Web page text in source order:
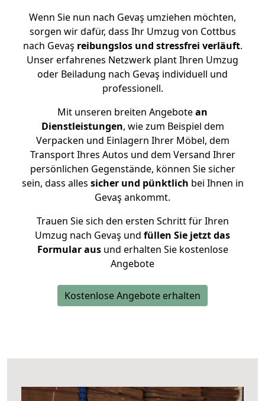
Wenn Sie nun nach Gevaş umziehen möchten,
sorgen wir dafür, dass Ihr Umzug von Cottbus
nach Gevaş reibungslos und stressfrei verläuft.
Unser erfahrenes Netzwerk plant Ihren Umzug
oder Beiladung nach Gevaş individuell und
professionell.
Mit unseren breiten Angebotean
Dienstleistungen, wie zum Beispiel dem
Verpacken und Einlagern Ihrer Möbel, dem
Transport Ihres Autos und dem Versand Ihrer
persönlichen Gegenstände, können Sie sicher
sein, dass alles sicher und pünktlich bei Ihnen in
Gevaş ankommt.
Trauen Sie sich den ersten Schritt für Ihren
Umzug nach Gevaş und füllen Sie jetzt das
Formular ausund erhalten Sie kostenlose
Angebote
Kostenlose Angebote erhalten